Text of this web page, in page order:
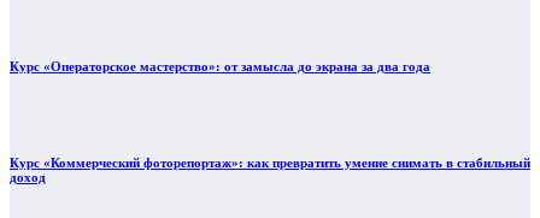
Курс «Операторское мастерство»: от замысла до экрана за два года
Курс «Коммерческий фоторепортаж»: как превратить умение снимать в стабильный
доход